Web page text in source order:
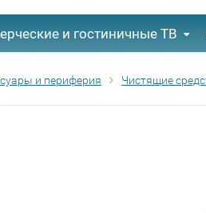
и гостиничные ТВ
и периферия Чистящие